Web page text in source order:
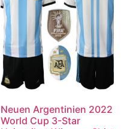
Neuen Argentinien 2022
World Cup 3-Star